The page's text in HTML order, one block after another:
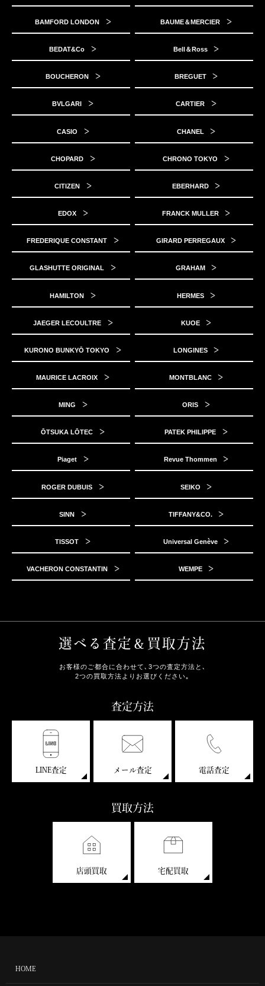
BAMFORD LONDON BAUME＆MERCIER
BEDAT&Co Bell＆Ross
BOUCHERON BREGUET
BVLGARI CARTIER
CASIO CHANEL
CHOPARD CHRONO TOKYO
CITIZEN EBERHARD
EDOX FRANCK MULLER
FREDERIQUE CONSTANT GIRARD PERREGAUX
GLASHUTTE ORIGINAL GRAHAM
HAMILTON HERMES
JAEGER LECOULTRE KUOE
KURONO BUNKYŌ TOKYO LONGINES
MAURICE LACROIX MONTBLANC
MING ORIS
ŌTSUKA LŌTEC PATEK PHILIPPE
Piaget Revue Thommen
ROGER DUBUIS SEIKO
SINN TIFFANY&CO.
TISSOT Universal Genève
VACHERON CONSTANTIN WEMPE
選べる査定＆買取方法
お客様のご都合に合わせて､3つの査定方法と､
2つの買取方法よりお選びください｡
査定方法
LINE査定 メール査定 電話査定
買取方法
店頭買取 宅配買取
HOME